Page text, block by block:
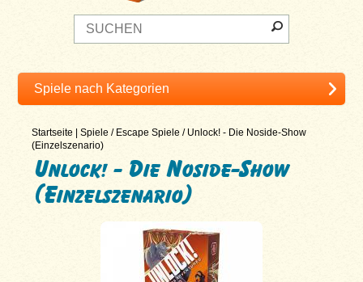
Startseite |Spiele / Escape Spiele / Unlock! - Die Noside-Show
(Einzelszenario)
Unlock! - Die Noside-Show
(Einzelszenario)